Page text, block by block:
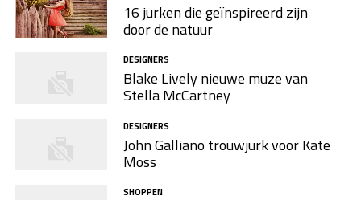
16 jurken die geïnspireerd zijn
door de natuur
DESIGNERS
Blake Lively nieuwe muze van
Stella McCartney
DESIGNERS
John Galliano trouwjurk voor Kate
Moss
SHOPPEN